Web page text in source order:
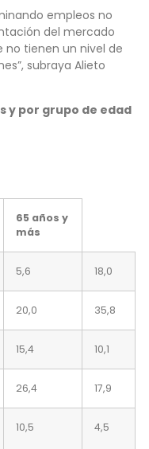
empleos no
del mercado
no tienen un nivel de
subraya Alieto
y por grupo de edad
65 años y
más
5,6 18,0
20,0 35,8
15,4 10,1
26,4 17,9
10,5 4,5